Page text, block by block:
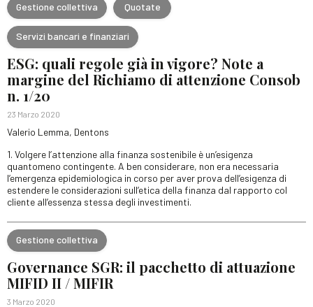
Gestione collettiva Quotate
Servizi bancari e finanziari
ESG: quali regole già in vigore? Note a
margine del Richiamo di attenzione Consob
n. 1/20
23 Marzo 2020
Valerio Lemma, Dentons
1. Volgere l’attenzione alla finanza sostenibile è un’esigenza
quantomeno contingente. A ben considerare, non era necessaria
l’emergenza epidemiologica in corso per aver prova dell’esigenza di
estendere le considerazioni sull’etica della finanza dal rapporto col
cliente all’essenza stessa degli investimenti.
Gestione collettiva
Governance SGR: il pacchetto di attuazione
MIFID II / MIFIR
3 Marzo 2020